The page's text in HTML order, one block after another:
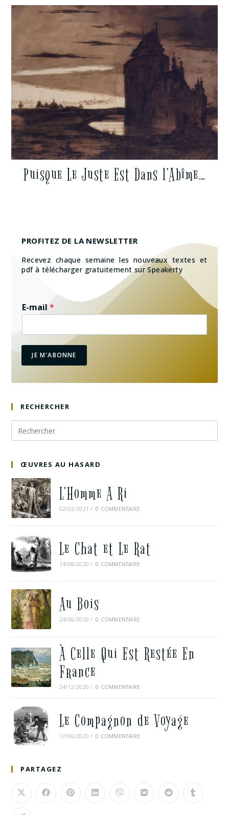
Puisque Le Juste Est Dans l’Abîme…
PROFITEZ DE LA NEWSLETTER
Recevez chaque semaine les nouveaux textes et
pdf à télécharger gratuitement sur Speakerty
E-mail*
JE M'ABONNE
RECHERCHER
ŒUVRES AU HASARD
L’Homme A Ri
02/02/2021 / 0 COMMENTAIRE
Le Chat et Le Rat
14/08/2020 / 0 COMMENTAIRE
Au Bois
24/06/2020 / 0 COMMENTAIRE
À Celle Qui Est Restée En
France
24/12/2020 / 0 COMMENTAIRE
Le Compagnon de Voyage
17/06/2020 / 0 COMMENTAIRE
PARTAGEZ